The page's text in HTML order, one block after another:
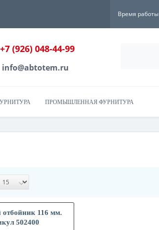
Время работы
+7 (926) 048-44-99
info@abtotem.ru
ПРОМЫШЛЕННАЯ ФУРНИТУРА
116 мм.
502400